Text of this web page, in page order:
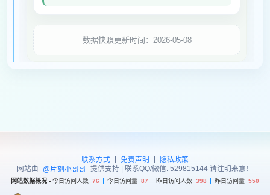
数据快照更新时间：2026-05-08
联系方式 | 免责声明 |
隐私政策
网站由
@片刻小哥哥 提供支持 | 联系QQ/微信: 529815144 请注明来意！
网站数据概况 - 今日访问人数 76 今日访问量 87 昨日访问人数 398 昨日访问量 550